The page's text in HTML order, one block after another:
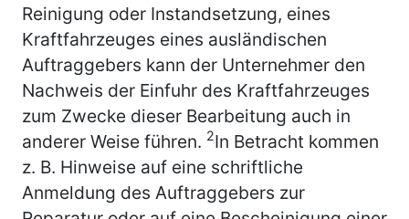
Reinigung oder Instandsetzung, eines
Kraftfahrzeuges eines ausländischen
Auftraggebers kann der Unternehmer den
Nachweis der Einfuhr des Kraftfahrzeuges
zum Zwecke dieser Bearbeitung auch in
anderer Weise führen. 2In Betracht kommen
z. B. Hinweise auf eine schriftliche
Anmeldung des Auftraggebers zur